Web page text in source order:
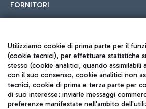
FORNITORI
Seguici sui social
TRAVEL JOURNAL
Utilizziamo cookie di prima parte per il
(cookie tecnici), per effettuare statistiche
stesso (cookie analitici, quando assimilabili
con il suo consenso, cookie analitici non
tecnici, cookie di prima e terza parte per
di suo interesse; inviarle messaggi
preferenze manifestate nell'ambito